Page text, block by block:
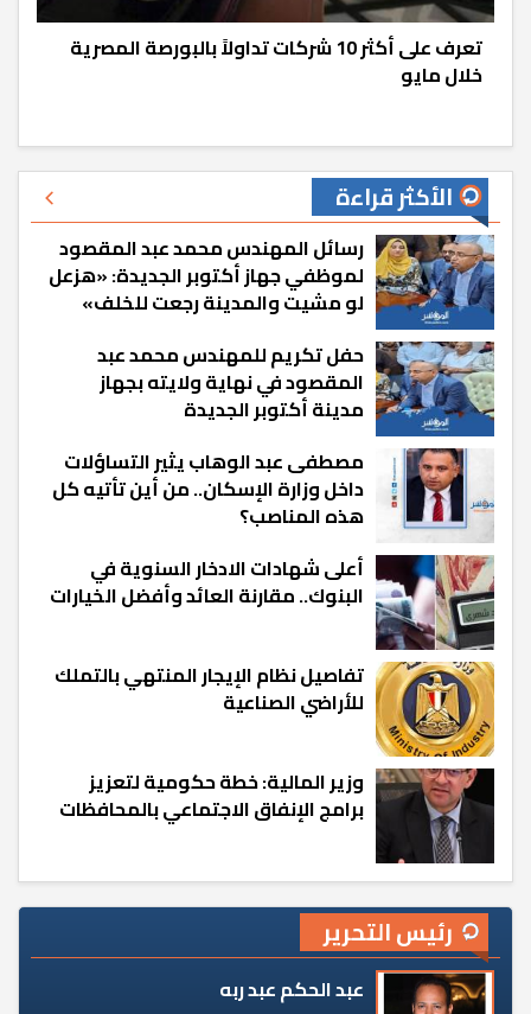
تعرف على أكثر 10 شركات تداولاً بالبورصة المصرية
خلال مايو
الأكثر قراءة
رسائل المهندس محمد عبد المقصود
لموظفي جهاز أكتوبر الجديدة: «هزعل
لو مشيت والمدينة رجعت للخلف»
حفل تكريم للمهندس محمد عبد
المقصود في نهاية ولايته بجهاز
مدينة أكتوبر الجديدة
مصطفى عبد الوهاب يثير التساؤلات
داخل وزارة الإسكان.. من أين تأتيه كل
هذه المناصب؟
أعلى شهادات الادخار السنوية في
البنوك.. مقارنة العائد وأفضل الخيارات
تفاصيل نظام الإيجار المنتهي بالتملك
للأراضي الصناعية
وزير المالية: خطة حكومية لتعزيز
برامج الإنفاق الاجتماعي بالمحافظات
رئيس التحرير
عبد الحكم عبد ربه